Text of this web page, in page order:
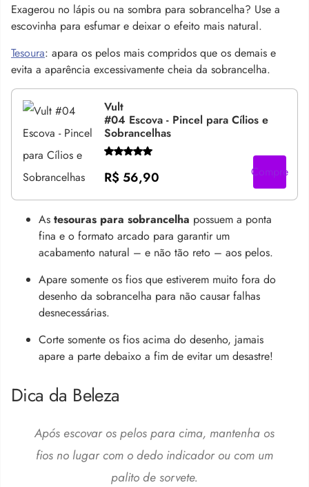
Exagerou no lápis ou na sombra para sobrancelha? Use a
escovinha para esfumar e deixar o efeito mais natural.
Tesoura: apara os pelos mais compridos que os demais e
evita a aparência excessivamente cheia da sobrancelha.
Vult
#04 Escova - Pincel para Cílios e
Sobrancelhas
R$ 56,90 Compre
As tesouras para sobrancelha possuem a ponta
fina e o formato arcado para garantir um
acabamento natural – e não tão reto – aos pelos.
Apare somente os fios que estiverem muito fora do
desenho da sobrancelha para não causar falhas
desnecessárias.
Corte somente os fios acima do desenho, jamais
apare a parte debaixo a fim de evitar um desastre!
Dica da Beleza
Após escovar os pelos para cima, mantenha os
fios no lugar com o dedo indicador ou com um
palito de sorvete.